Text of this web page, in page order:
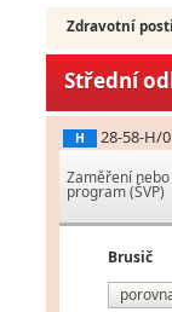
Zdravotní
Střední
H 28-58-H/
Zaměření
program (ŠVP)
Brusič